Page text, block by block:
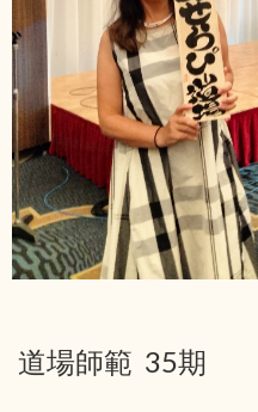
道場師範 35期